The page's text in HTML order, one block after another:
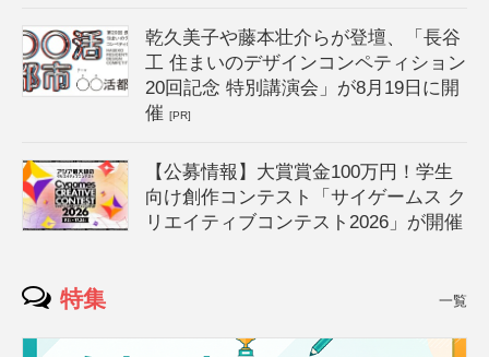
乾久美子や藤本壮介らが登壇、「長谷
工 住まいのデザインコンペティション
20回記念 特別講演会」が8月19日に開
催[PR]
【公募情報】大賞賞金100万円！学生
向け創作コンテスト「サイゲームス ク
リエイティブコンテスト2026」が開催
特集 一覧